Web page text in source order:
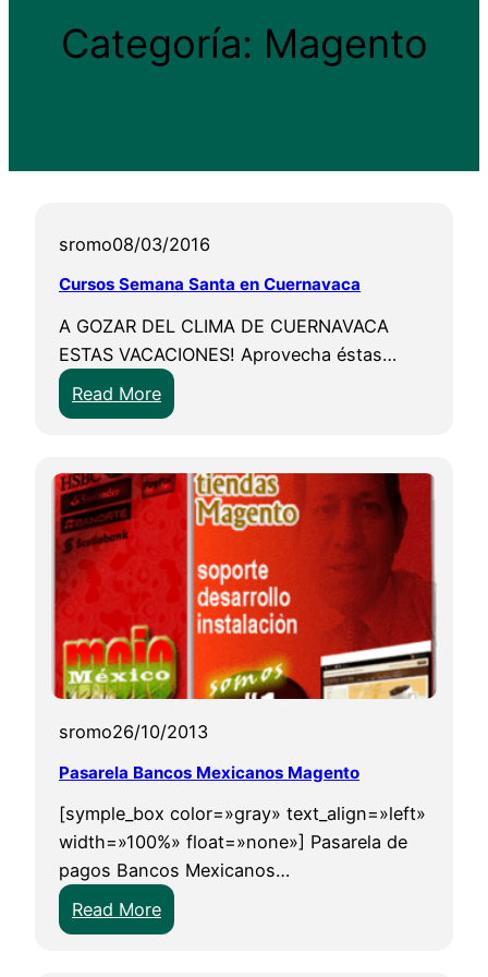
Categoría: Magento
sromo08/03/2016
Cursos Semana Santa en Cuernavaca
A GOZAR DEL CLIMA DE CUERNAVACA
ESTAS VACACIONES! Aprovecha éstas…
Read More:
C
r
m
a
n
a
n
t
a
n
sromo26/10/2013
Pasarela Bancos Mexicanos Magento
[symple_box color=»gray» text_align=»left»
width=»100%» float=»none»] Pasarela de
pagos Bancos Mexicanos…
Read More:
P